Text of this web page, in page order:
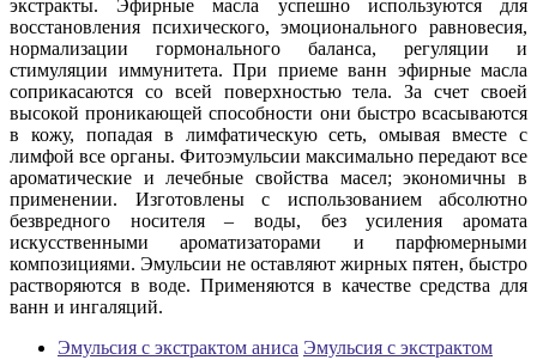
экстракты. Эфирные масла успешно используются для
восстановления психического, эмоционального равновесия,
нормализации гормонального баланса, регуляции и
стимуляции иммунитета. При приеме ванн эфирные масла
соприкасаются со всей поверхностью тела. За счет своей
высокой проникающей способности они быстро всасываются
в кожу, попадая в лимфатическую сеть, омывая вместе с
лимфой все органы. Фитоэмульсии максимально передают все
ароматические и лечебные свойства масел; экономичны в
применении. Изготовлены с использованием абсолютно
безвредного носителя – воды, без усиления аромата
искусственными ароматизаторами и парфюмерными
композициями. Эмульсии не оставляют жирных пятен, быстро
растворяются в воде. Применяются в качестве средства для
ванн и ингаляций.
Эмульсия с экстрактом аниса Эмульсия с экстрактом